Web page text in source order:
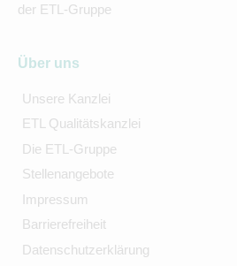
der ETL-Gruppe
Über uns
Unsere Kanzlei
ETL Qualitätskanzlei
Die ETL-Gruppe
Stellenangebote
Impressum
Barrierefreiheit
Datenschutzerklärung